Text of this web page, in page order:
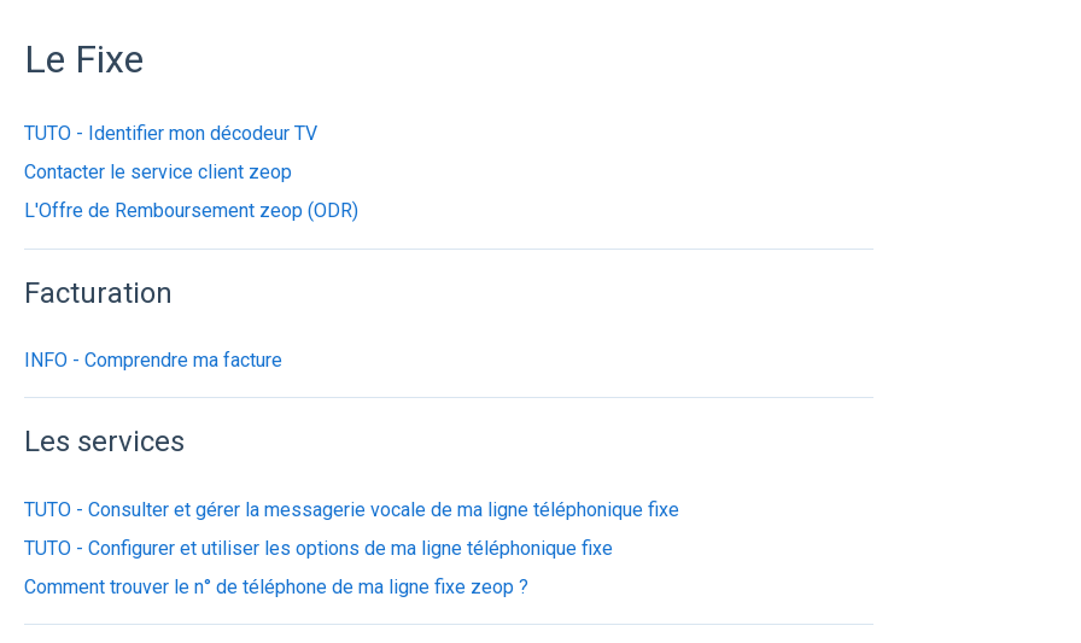
Le Fixe
TUTO - Identifier mon décodeur TV
Contacter le service client zeop
L'Offre de Remboursement zeop (ODR)
Facturation
INFO - Comprendre ma facture
Les services
TUTO - Consulter et gérer la messagerie vocale de ma ligne téléphonique fixe
TUTO - Configurer et utiliser les options de ma ligne téléphonique fixe
Comment trouver le n° de téléphone de ma ligne fixe zeop ?